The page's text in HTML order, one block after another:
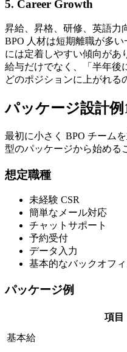
5. Career Growth
昇給、昇格、研修、英語力
BPO 人材は短期離職が多
には定着しやすい傾向があ
給与だけでなく、「半年後
どのポジションに上がれる
パッケージ設計
最初に小さく BPO チーム
型のパッケージから始める
想定職種
未経験 CSR
簡単なメール対応
チャットサポート
予約受付
データ入力
基本的なバックオフ
パッケージ例
項目
基本給